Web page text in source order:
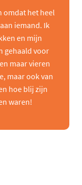
omdat het heel
iemand. Ik
en mijn
gehaald voor
maar vieren
maar ook van
hoe blij zijn
waren!